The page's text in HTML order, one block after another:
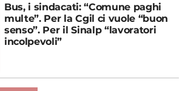
Bus, i sindacati: “Comune paghi
multe”. Per la Cgil ci vuole “buon
senso”. Per il Sinalp “lavoratori
incolpevoli”